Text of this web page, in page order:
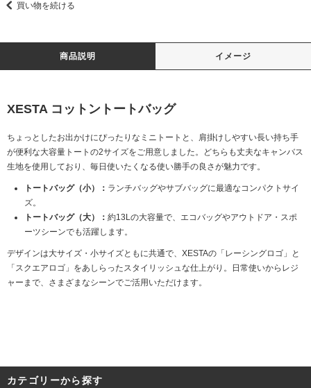
買い物を続ける
商品説明 イメージ
XESTA コットントートバッグ
ちょっとしたお出かけにぴったりなミニトートと、肩掛けしやすい長い持ち手
が便利な大容量トートの2サイズをご用意しました。どちらも丈夫なキャンバス
生地を使用しており、毎日使いたくなる使い勝手の良さが魅力です。
トートバッグ（小）： ランチバッグやサブバッグに最適なコンパクトサイ
ズ。
トートバッグ（大）： 約13Lの大容量で、エコバッグやアウトドア・スポ
ーツシーンでも活躍します。
デザインは大サイズ・小サイズともに共通で、XESTAの「レーシングロゴ」と
「スクエアロゴ」をあしらったスタイリッシュな仕上がり。日常使いからレジ
ャーまで、さまざまなシーンでご活用いただけます。
カテゴリーから探す